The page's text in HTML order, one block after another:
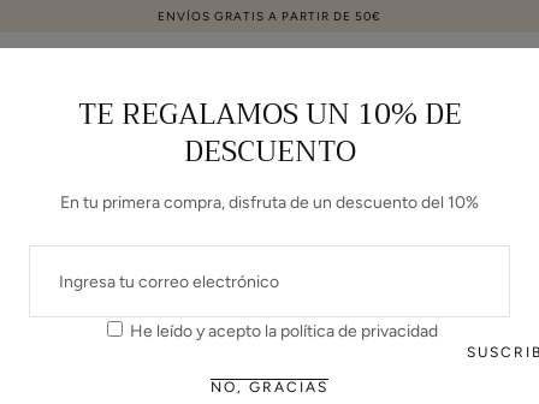
ENVÍOS GRATIS A PARTIR DE 50€
C
O
L
E
HOMBRE
BOTAS/BOTINES
CARACTERÍSTICAS
TE REGALAMOS UN 10% DE
DESCUENTO
En tu primera compra, disfruta de un descuento del 10%
CORREO
He leído y acepto la política de privacidad
NO, GRACIAS